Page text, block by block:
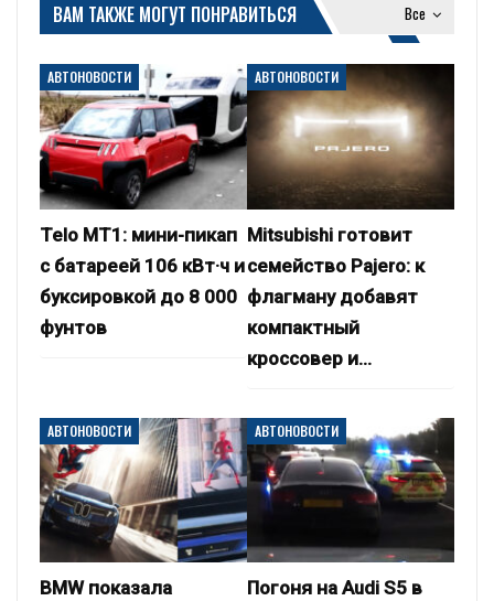
Все
ВАМ ТАКЖЕ МОГУТ ПОНРАВИТЬСЯ
АВТОНОВОСТИ
Telo MT1: мини-пикап
с батареей 106 кВт·ч и
буксировкой до 8 000
фунтов
АВТОНОВОСТИ
Mitsubishi готовит
семейство Pajero: к
флагману добавят
компактный
кроссовер и…
АВТОНОВОСТИ
BMW показала
АВТОНОВОСТИ
Погоня на Audi S5 в